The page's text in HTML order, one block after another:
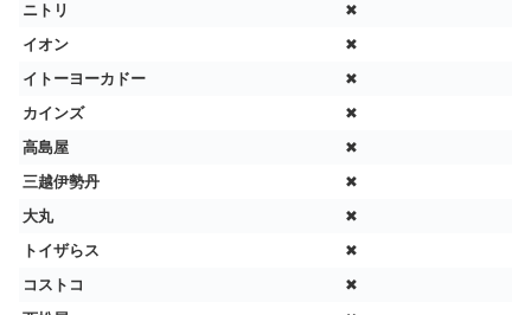
ニトリ
✖
イオン
✖
イトーヨーカドー
✖
カインズ
✖
高島屋
✖
三越伊勢丹
✖
大丸
✖
トイザらス
✖
コストコ
✖